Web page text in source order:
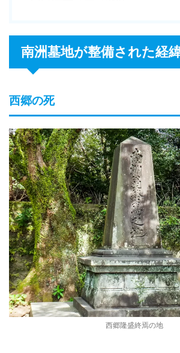
南洲墓地が整備された経
西郷の死
西郷隆盛終焉の地